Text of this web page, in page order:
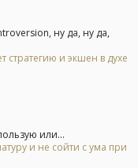
ну да, ну да,
и экшен в духе
или...
и не сойти с ума при